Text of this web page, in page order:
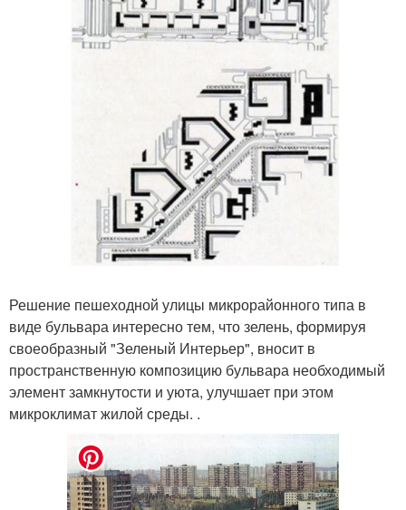
Решение пешеходной улицы микрорайонного типа в
виде бульвара интересно тем, что зелень, формируя
своеобразный "Зеленый Интерьер", вносит в
пространственную композицию бульвара необходимый
элемент замкнутости и уюта, улучшает при этом
микроклимат жилой среды. .